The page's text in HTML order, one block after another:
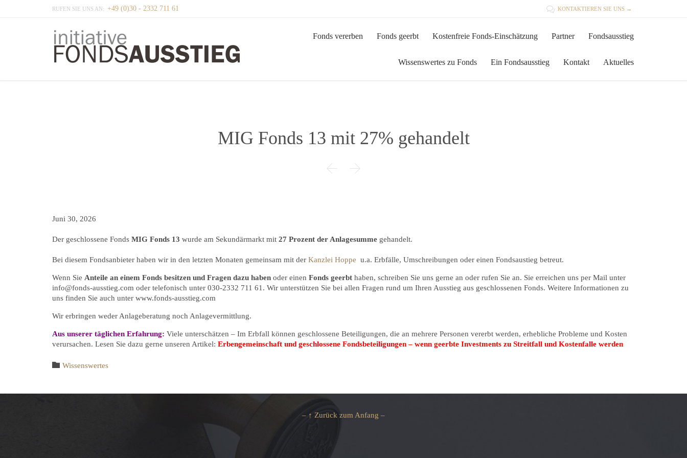
RUFEN SIE UNS AN: +49 (0)30 - 2332 711 61  KONTAKTIEREN SIE UNS →
Fonds vererben Fonds geerbt Kostenfreie Fonds-Einschätzung Partner Fondsausstieg
Wissenswertes zu Fonds Ein Fondsausstieg Kontakt Aktuelles
MIG Fonds 13 mit 27% gehandelt
 
Juni 30, 2026
Der geschlossene Fonds MIG Fonds 13 wurde am Sekundärmarkt mit 27 Prozent der Anlagesumme gehandelt.
Bei diesem Fondsanbieter haben wir in den letzten Monaten gemeinsam mit der Kanzlei Hoppe u.a. Erbfälle, Umschreibungen oder einen Fondsaustieg betreut.
Wenn Sie Anteile an einem Fonds besitzen und Fragen dazu haben oder einen Fonds geerbt haben, schreiben Sie uns gerne an oder rufen Sie an. Sie erreichen uns per Mail unter
info@fonds-ausstieg.com oder telefonisch unter 030-2332 711 61. Wir unterstützen Sie bei allen Fragen rund um Ihren Ausstieg aus geschlossenen Fonds. Weitere Informationen zu
uns finden Sie auch unter www.fonds-ausstieg.com
Wir erbringen weder Anlageberatung noch Anlagevermittlung.
Aus unserer täglichen Erfahrung: Viele unterschätzen – Im Erbfall können geschlossene Beteiligungen, die an mehrere Personen vererbt werden, erhebliche Probleme und Kosten
verursachen. Lesen Sie dazu gerne unseren Artikel: Erbengemeinschaft und geschlossene Fondsbeteiligungen – wenn geerbte Investments zu Streitfall und Kostenfalle werden
 Category
Wissenswertes
– ↑ Zurück zum Anfang –